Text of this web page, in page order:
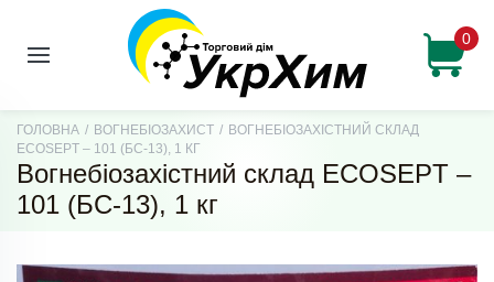
0
ГОЛОВНА / ВОГНЕБІОЗАХИСТ / ВОГНЕБІОЗАХІСТНИЙ СКЛАД
ECOSEPT – 101 (БС-13), 1 КГ
Вогнебіозахістний склад ECOSEPT –
101 (БС-13), 1 кг